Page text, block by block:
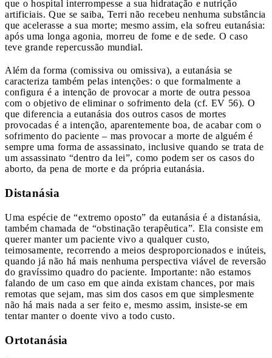
que o hospital interrompesse a sua hidratação e nutrição
artificiais. Que se saiba, Terri não recebeu nenhuma substância
que acelerasse a sua morte; mesmo assim, ela sofreu eutanásia:
após uma longa agonia, morreu de fome e de sede. O caso
teve grande repercussão mundial.
Além da forma (comissiva ou omissiva), a eutanásia se
caracteriza também pelas intenções: o que formalmente a
configura é a intenção de provocar a morte de outra pessoa
com o objetivo de eliminar o sofrimento dela (cf. EV 56). O
que diferencia a eutanásia dos outros casos de mortes
provocadas é a intenção, aparentemente boa, de acabar com o
sofrimento do paciente – mas provocar a morte de alguém é
sempre uma forma de assassinato, inclusive quando se trata de
um assassinato “dentro da lei”, como podem ser os casos do
aborto, da pena de morte e da própria eutanásia.
Distanásia
Uma espécie de “extremo oposto” da eutanásia é a distanásia,
também chamada de “obstinação terapêutica”. Ela consiste em
querer manter um paciente vivo a qualquer custo,
teimosamente, recorrendo a meios desproporcionados e inúteis,
quando já não há mais nenhuma perspectiva viável de reversão
do gravíssimo quadro do paciente. Importante: não estamos
falando de um caso em que ainda existam chances, por mais
remotas que sejam, mas sim dos casos em que simplesmente
não há mais nada a ser feito e, mesmo assim, insiste-se em
tentar manter o doente vivo a todo custo.
Ortotanásia